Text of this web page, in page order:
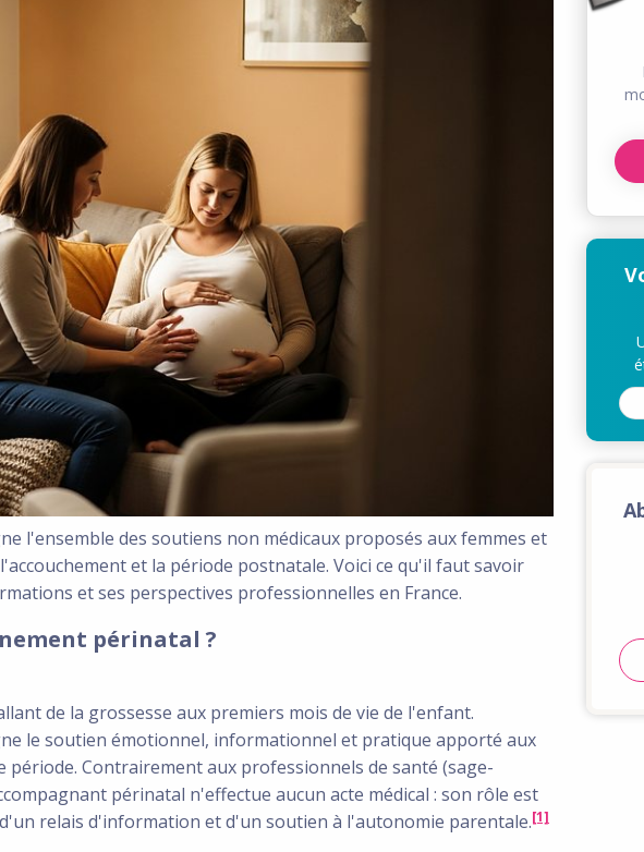
l'ensemble des soutiens non médicaux proposés aux femmes et
et la période postnatale. Voici ce qu'il faut savoir
et ses perspectives professionnelles en France.
périnatal ?
de la grossesse aux premiers mois de vie de l'enfant.
le soutien émotionnel, informationnel et pratique apporté aux
période. Contrairement aux professionnels de santé (sage-
périnatal n'effectue aucun acte médical : son rôle est
relais d'information et d'un soutien à l'autonomie parentale.[1]